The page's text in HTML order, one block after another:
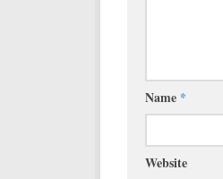
Name *
Website